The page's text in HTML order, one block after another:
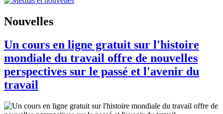
Nouvelles
Un cours en ligne gratuit sur l'histoire
mondiale du travail offre de nouvelles
perspectives sur le passé et l'avenir du
travail